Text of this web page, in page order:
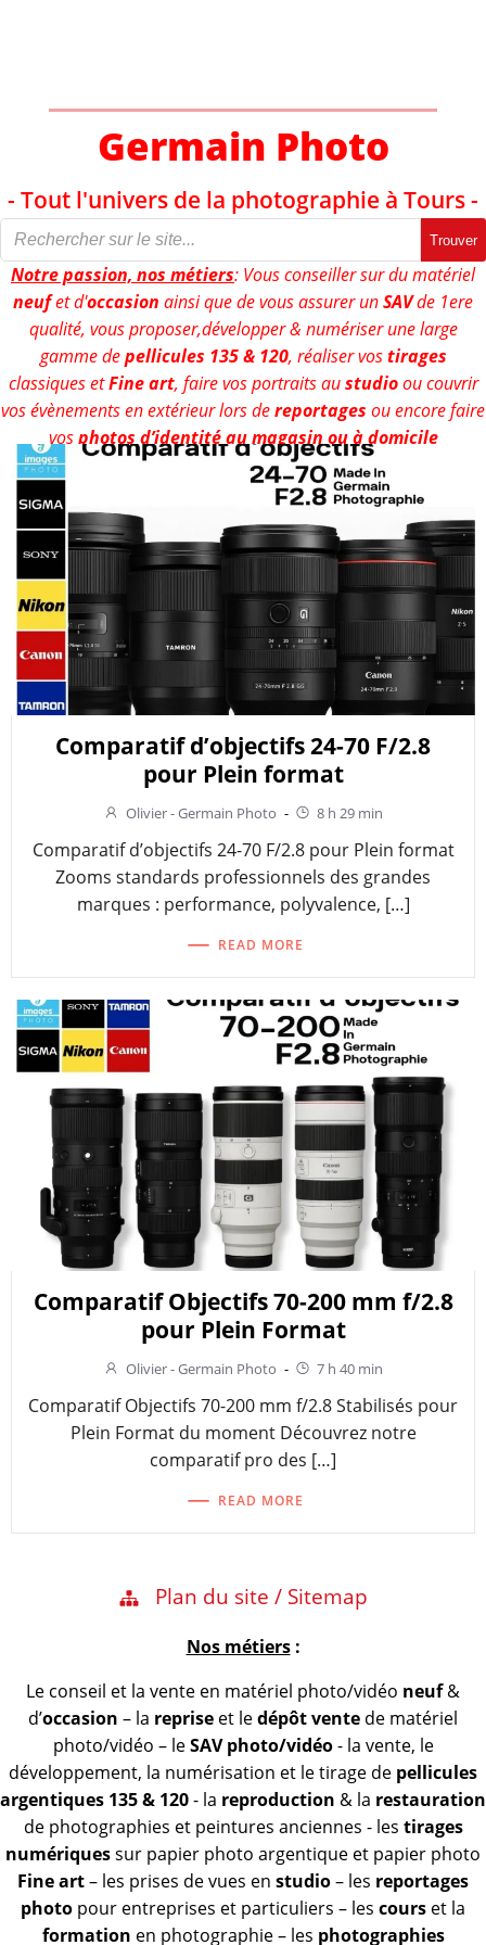
Germain Photo
- Tout l'univers de la photographie à Tours -
Trouver
Notre passion, nos métiers: Vous conseiller sur du matériel
neufet d'occasion ainsi que de vous assurer unSAVde 1ere
qualité, vous proposer,développer & numériser une large
gamme depellicules 135 & 120, réaliser vostirages
classiques etFine art, faire vos portraits austudioou couvrir
vos évènements en extérieur lors dereportages ou encore faire
vosphotos d’identité au magasin ou à domicile
Comparatif d’objectifs 24-70 F/2.8
pour Plein format
Olivier - Germain Photo - 8 h 29 min
Comparatif d’objectifs 24-70 F/2.8 pour Plein format
Zooms standards professionnels des grandes
marques : performance, polyvalence, […]
READ MORE
Comparatif Objectifs 70-200 mm f/2.8
pour Plein Format
Olivier - Germain Photo - 7 h 40 min
Comparatif Objectifs 70-200 mm f/2.8 Stabilisés pour
Plein Format du moment Découvrez notre
comparatif pro des […]
READ MORE
Plan du site / Sitemap
Nos métiers:
Le conseil et la vente en matériel photo/vidéo neuf&
d’occasion – la reprise et ledépôt vente de matériel
photo/vidéo – leSAV photo/vidéo- la vente, le
développement, la numérisation et le tirage de pellicules
argentiques 135 & 120- la reproduction & la restauration
de photographies et peintures anciennes - les tirages
numériquessur papier photo argentique et papier photo
Fine art– les prises de vues en studio– les reportages
photo pour entreprises et particuliers – les cours et la
formation en photographie – les photographies